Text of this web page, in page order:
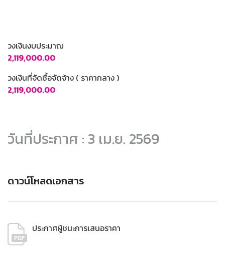
วงเงินงบประมาณ
2,119,000.00
วงเงินที่จัดซื้อจัดจ้าง ( ราคากลาง )
2,119,000.00
วันที่ประกาศ : 3 เม.ย. 2569
ดาวน์โหลดเอกสาร
ประกาศผู้ชนะการเสนอราคา